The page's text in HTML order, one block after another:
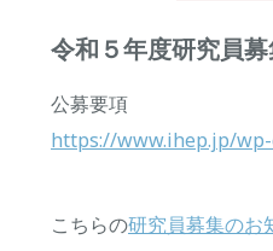
令和５年度研究員
公募要項
https://www.ihep.jp/
こちらの研究員募集のお